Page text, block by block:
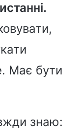
Має бути
знаю: